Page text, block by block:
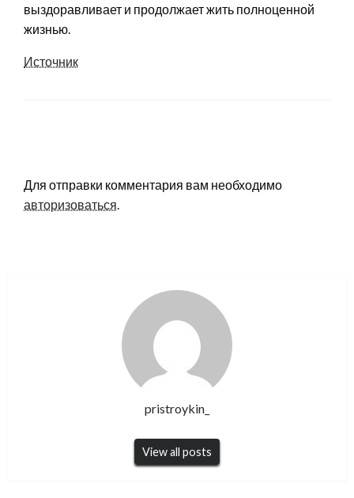
выздоравливает и продолжает жить полноценной
жизнью.
Источник
Для отправки комментария вам необходимо
авторизоваться.
pristroykin_
View all posts